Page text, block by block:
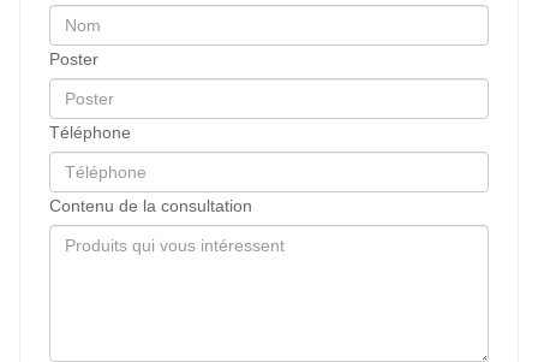
Poster
Téléphone
Contenu de la consultation